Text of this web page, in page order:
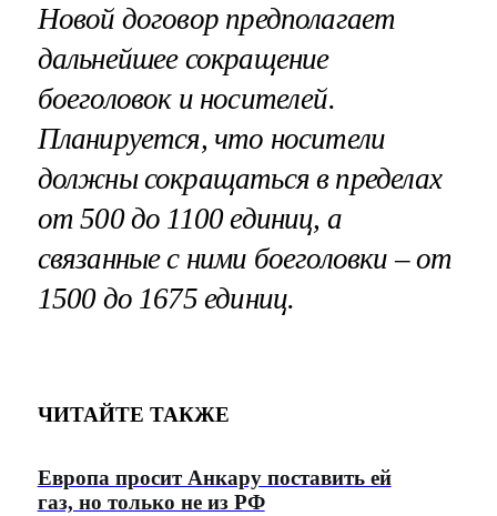
Новой договор предполагает
дальнейшее сокращение
боеголовок и носителей.
Планируется, что носители
должны сокращаться в пределах
от 500 до 1100 единиц, а
связанные с ними боеголовки – от
1500 до 1675 единиц.
ЧИТАЙТЕ ТАКЖЕ
Европа просит Анкару поставить ей
газ, но только не из РФ